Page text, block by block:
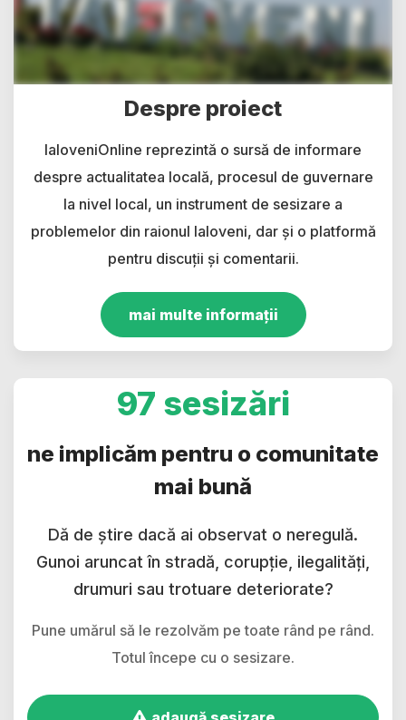
Despre proiect
IaloveniOnline reprezintă o sursă de informare
despre actualitatea locală, procesul de guvernare
la nivel local, un instrument de sesizare a
problemelor din raionul Ialoveni, dar și o platformă
pentru discuții și comentarii.
mai multe informații
97 sesizări
ne implicăm pentru o comunitate
mai bună
Dă de știre dacă ai observat o neregulă.
Gunoi aruncat în stradă, corupție, ilegalități,
drumuri sau trotuare deteriorate?
Pune umărul să le rezolvăm pe toate rând pe rând.
Totul începe cu o sesizare.